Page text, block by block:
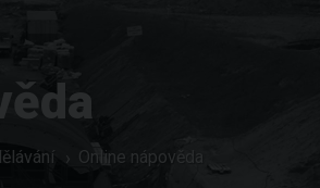
Online nápověda